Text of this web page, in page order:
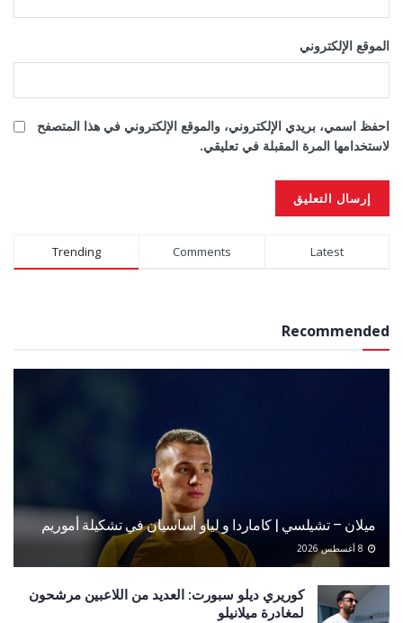
الموقع الإلكتروني
احفظ اسمي، بريدي الإلكتروني، والموقع الإلكتروني في هذا المتصفح
لاستخدامها المرة المقبلة في تعليقي.
Alternative:
Trending Comments Latest
Recommended
ميلان – تشيلسي | كاماردا و لياو أساسيان في تشكيلة أموريم
كوريري ديلو سبورت: العديد من اللاعبين مرشحون
لمغادرة ميلانيلو